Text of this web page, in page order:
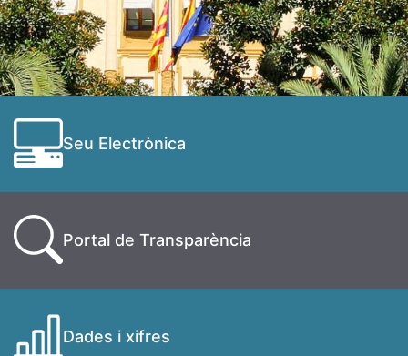
Seu Electrònica
Portal de Transparència
Dades i xifres